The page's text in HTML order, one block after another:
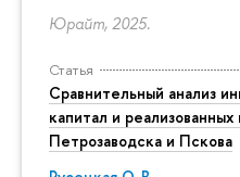
Юрайт, 2025.
Статья
Сравнительный анализ
капитал и
Петрозаводска и Пскова